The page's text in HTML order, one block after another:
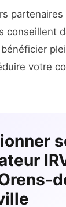
partenaires
conseillent
votre